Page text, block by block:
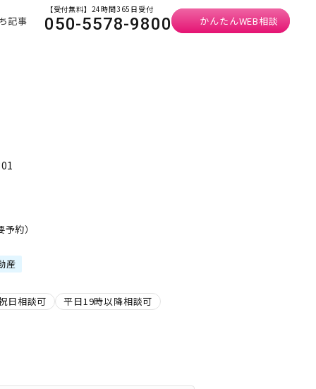
記事
【受付無料】24時間365日受付
050-5578-9800 かんたんWEB相談
約）
産
日相談可 平日19時以降相談可